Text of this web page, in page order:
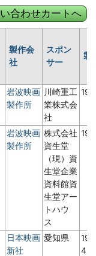
製作会
社
スポン
サー
製
岩波映画
製作所
川崎重工
業株式会
社
岩波映画
製作所
株式会社
資生堂
（現）資
生堂企業
資料館資
生堂アー
トハウ
ス
日本映画
新社
愛知県
4